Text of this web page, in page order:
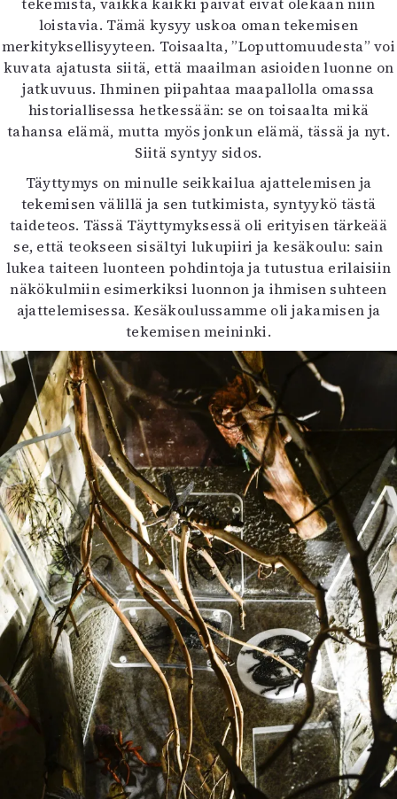
loistavia. Tämä kysyy uskoa oman tekemisen
merkityksellisyyteen. Toisaalta, ”Loputtomuudesta” voi
kuvata ajatusta siitä, että maailman asioiden luonne on
jatkuvuus. Ihminen piipahtaa maapallolla omassa
historiallisessa hetkessään: se on toisaalta mikä
tahansa elämä, mutta myös jonkun elämä, tässä ja nyt.
Siitä syntyy sidos.
Täyttymys on minulle seikkailua ajattelemisen ja
tekemisen välillä ja sen tutkimista, syntyykö tästä
taideteos. Tässä Täyttymyksessä oli erityisen tärkeää
se, että teokseen sisältyi lukupiiri ja kesäkoulu: sain
lukea taiteen luonteen pohdintoja ja tutustua erilaisiin
näkökulmiin esimerkiksi luonnon ja ihmisen suhteen
ajattelemisessa. Kesäkoulussamme oli jakamisen ja
tekemisen meininki.